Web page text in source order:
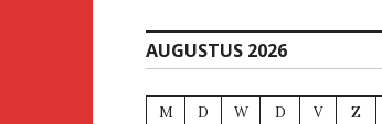
AUGUSTUS 2026
M D W D V Z